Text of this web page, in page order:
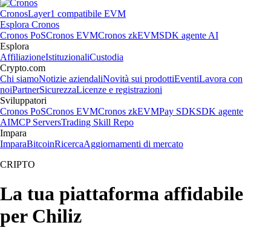
CronosLayer1 compatibile EVM
Esplora Cronos
Cronos PoSCronos EVMCronos zkEVMSDK agente AI
Esplora
AffiliazioneIstituzionaliCustodia
Crypto.com
Chi siamoNotizie aziendaliNovità sui prodottiEventiLavora con
noiPartnerSicurezzaLicenze e registrazioni
Sviluppatori
Cronos PoSCronos EVMCronos zkEVMPay SDKSDK agente
AIMCP ServersTrading Skill Repo
Impara
ImparaBitcoinRicercaAggiornamenti di mercato
CRIPTO
La tua piattaforma affidabile
per Chiliz